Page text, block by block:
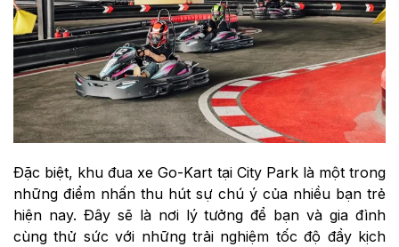
Đặc biệt, khu đua xe Go-Kart tại City Park là một trong
những điểm nhấn thu hút sự chú ý của nhiều bạn trẻ
hiện nay. Đây sẽ là nơi lý tưởng để bạn và gia đình
cùng thử sức với những trải nghiệm tốc độ đầy kịch